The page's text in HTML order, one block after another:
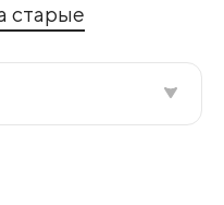
старые